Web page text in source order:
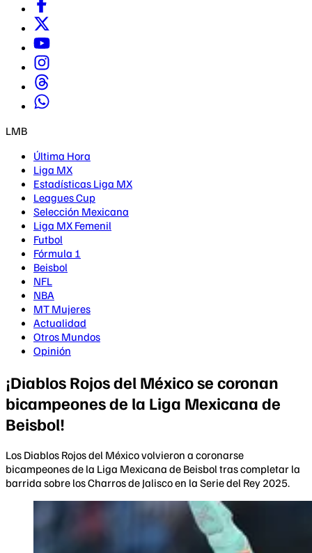
LMB
Última Hora
Liga MX
Estadísticas Liga MX
Leagues Cup
Selección Mexicana
Liga MX Femenil
Futbol
Fórmula 1
Beisbol
NFL
NBA
MT Mujeres
Actualidad
Otros Mundos
Opinión
¡Diablos Rojos del México se coronan
bicampeones de la Liga Mexicana de
Beisbol!
Los Diablos Rojos del México volvieron a coronarse
bicampeones de la Liga Mexicana de Beisbol tras completar la
barrida sobre los Charros de Jalisco en la Serie del Rey 2025.